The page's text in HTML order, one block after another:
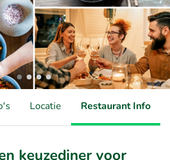
Locatie Restaurant Info
keuzediner voor